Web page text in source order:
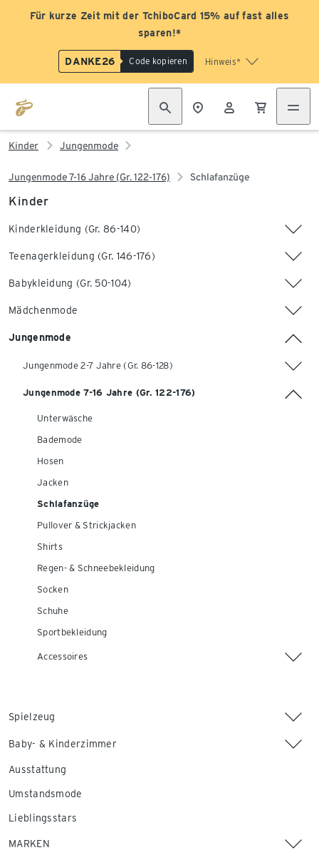
Für kurze Zeit mit der TchiboCard 15% auf fast alles
sparen!*
DANKE26 Code kopieren Hinweis*
Kinder Jungenmode
Jungenmode 7-16 Jahre (Gr. 122-176) Schlafanzüge
Kinder
Kinderkleidung (Gr. 86-140)
Teenagerkleidung (Gr. 146-176)
Babykleidung (Gr. 50-104)
Mädchenmode
Jungenmode
Jungenmode 2-7 Jahre (Gr. 86-128)
Jungenmode 7-16 Jahre (Gr. 122-176)
Unterwäsche
Bademode
Hosen
Jacken
Schlafanzüge
Pullover & Strickjacken
Shirts
Regen- & Schneebekleidung
Socken
Schuhe
Sportbekleidung
Accessoires
Spielzeug
Baby- & Kinderzimmer
Ausstattung
Umstandsmode
Lieblingsstars
MARKEN